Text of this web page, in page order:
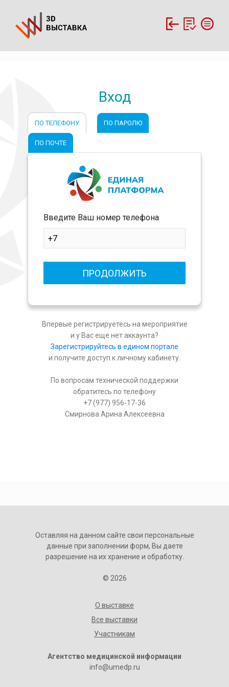
Вход
ПО ТЕЛЕФОНУ ПО ПАРОЛЮ
ПО ПОЧТЕ
Введите Ваш номер телефона
ПРОДОЛЖИТЬ
Впервые регистрируетесь на мероприятие
и у Вас еще нет аккаунта?
Зарегистрируйтесь в едином портале
и получите доступ к личному кабинету.
По вопросам технической поддержки
обратитесь по телефону
+7 (977) 956-17-36
Смирнова Арина Алексеевна
Оставляя на данном сайте свои персональные
данные при заполнении форм, Вы даете
разрешение на их хранение и обработку.
© 2026
О выставке
Все выставки
Участникам
Агентство медицинской информации
info@umedp.ru